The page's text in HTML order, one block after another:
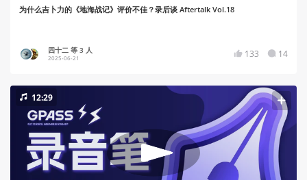
为什么吉卜力的《地海战记》评价不佳？录后谈 Aftertalk Vol.18
四十二 等 3 人
2025-06-21 133 14
12:29